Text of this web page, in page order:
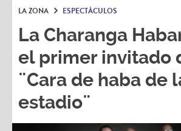
LA ZONA ESPECTÁCULOS
La Charanga
el primer invitado
¨Cara de haba de
estadio¨